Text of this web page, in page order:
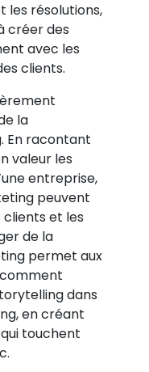
les résolutions,
créer des
avec les
clients.
la
En racontant
valeur les
entreprise,
peuvent
clients et les
de la
permet aux
dans
en créant
touchent